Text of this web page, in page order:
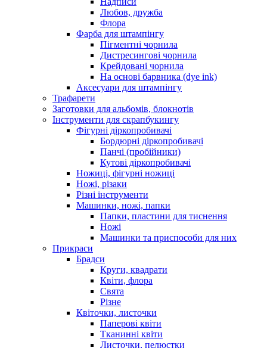
Любов, дружба
Флора
Фарба для штампінгу
Пігментні чорнила
Дистресингові чорнила
Крейдовані чорнила
На основі барвника (dye ink)
Аксесуари для штампінгу
Трафарети
Заготовки для альбомів, блокнотів
Інструменти для скрапбукингу
Фігурні діркопробивачі
Бордюрні діркопробивачі
Панчі (пробійники)
Кутові діркопробивачі
Ножиці, фігурні ножиці
Ножі, різаки
Різні інструменти
Машинки, ножі, папки
Папки, пластини для тиснення
Ножі
Машинки та приспособи для них
Прикраси
Брадси
Круги, квадрати
Квіти, флора
Свята
Різне
Квіточки, листочки
Паперові квіти
Тканинні квіти
Листочки, пелюстки